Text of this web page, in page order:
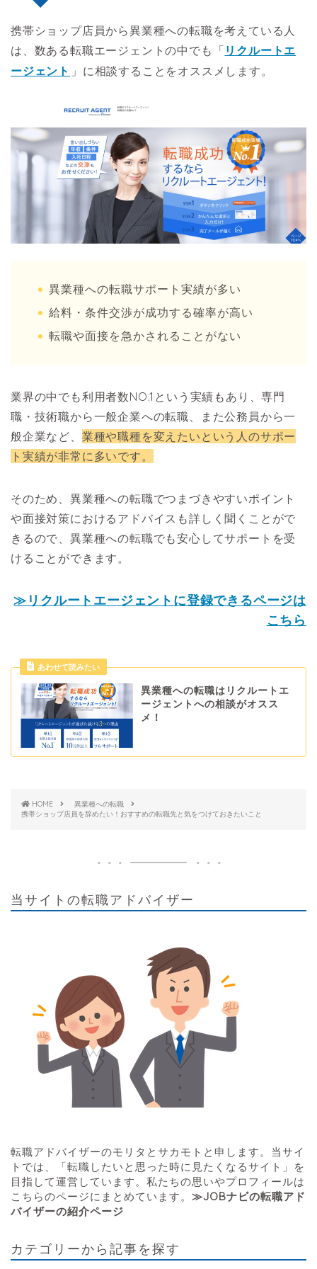
携帯ショップ店員から異業種への転職を考えている人
は、数ある転職エージェントの中でも「 リクルートエ
ージェント 」に相談することをオススメします。
異業種への転職サポート実績が多い
給料・条件交渉が成功する確率が高い
転職や面接を急かされることがない
業界の中でも利用者数NO.1という実績もあり、専門
職・技術職から一般企業への転職、また公務員から一
般企業など、 業種や職種を変えたいという人のサポー
ト実績が非常に多いです。
そのため、異業種への転職でつまづきやすいポイント
や面接対策におけるアドバイスも詳しく聞くことがで
きるので、異業種への転職でも安心してサポートを受
けることができます。
≫リクルートエージェントに登録できるページは
こちら
あわせて読みたい
異業種への転職はリクルートエ
ージェントへの相談がオスス
メ！
HOME
異業種への転職
携帯ショップ店員を辞めたい！おすすめの転職先と気をつけておきたいこと
当サイトの転職アドバイザー
転職アドバイザーのモリタとサカモトと申します。当サイ
トでは、「転職したいと思った時に見たくなるサイト」を
目指して運営しています。私たちの思いやプロフィールは
こちらのページにまとめています。 ≫JOBナビの転職アド
バイザーの紹介ページ
カテゴリーから記事を探す